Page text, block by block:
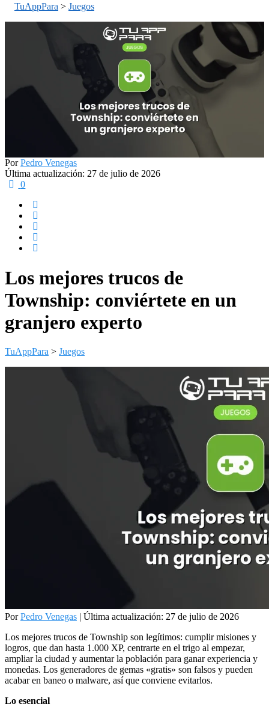
TuAppPara > Juegos
PorPedro Venegas
Última actualización: 27 de julio de 2026
0
Los mejores trucos de
Township: conviértete en un
granjero experto
TuAppPara > Juegos
PorPedro Venegas | Última actualización: 27 de julio de 2026
Los mejores trucos de Township son legítimos: cumplir misiones y
logros, que dan hasta 1.000 XP, centrarte en el trigo al empezar,
ampliar la ciudad y aumentar la población para ganar experiencia y
monedas. Los generadores de gemas «gratis» son falsos y pueden
acabar en baneo o malware, así que conviene evitarlos.
Lo esencial